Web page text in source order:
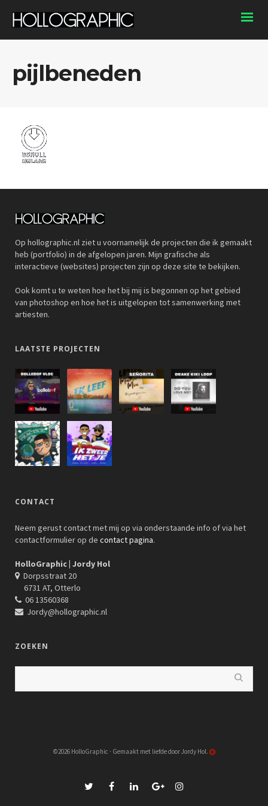
pijlbeneden
Op hollographic.nl ziet u voornamelijk de projecten die ik gemaakt
heb (portfolio) in de afgelopen jaren. Mijn grafische als
interactieve (websites) projecten zijn op deze site te bekijken.
Ook komt u te weten hoe het bij mij is begonnen op het gebied
van photoshop en hoe het is uitgelopen tot samenwerking met
artiesten.
LAATSTE PROJECTEN
CONTACT
Neem gerust contact met mij op via onderstaande info of via het
contactformulier op de contact pagina.
HolloGraphic | Jordy Hol
Dorpsstraat 20
6731 AT, Otterlo
06 13560368
Jordy@hollographic.nl
ZOEKEN
©2026 HolloGraphic · Gemaakt met liefde door Jordy Hol.